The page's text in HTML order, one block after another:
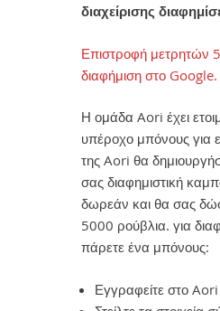
διαχείρισης
Επιστροφή μετρητών
διαφήμιση στο Google.
Η ομάδα Aori έχει
υπέροχο μπόνους για
της Aori θα
σας διαφημιστική
δωρεάν και θα σας
5000 ρούβλια. για
πάρετε ένα μπόνους:
Εγγραφείτε στο Aori